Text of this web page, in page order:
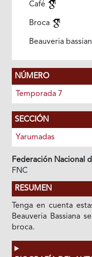
Café
Broca
Beauveria
NÚMERO
Temporada 7
SECCIÓN
Yarumadas
Federación Nacional
FNC
RESUMEN
Tenga en cuenta
Beauveria Bassiana
broca.